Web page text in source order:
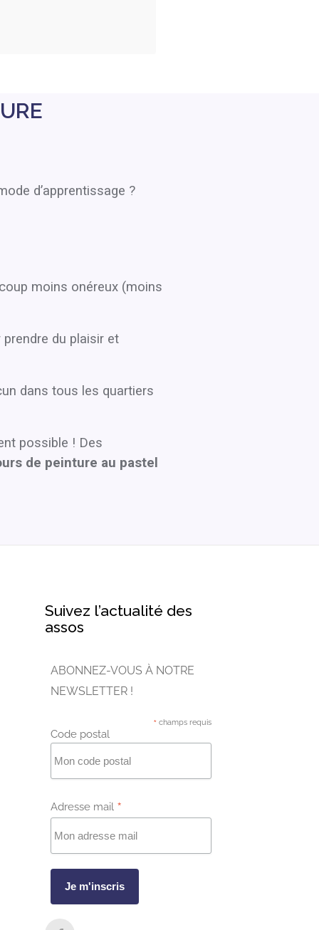
d’apprentissage ?
moins onéreux (moins
du plaisir et
dans tous les quartiers
possible ! Des
de peinture au pastel
Suivez l’actualité des
assos
ABONNEZ-VOUS À NOTRE
NEWSLETTER !
*champs requis
Code postal
Adresse mail *